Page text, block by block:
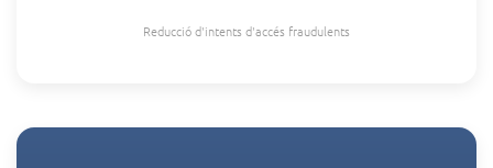
Reducció d'intents d'accés fraudulents